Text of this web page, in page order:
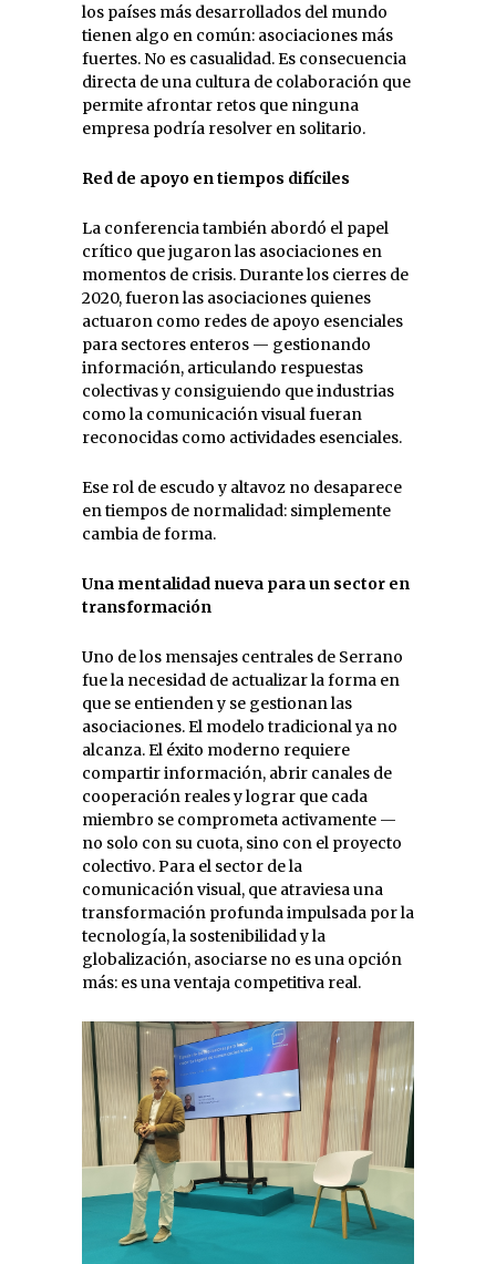
los países más desarrollados del mundo
tienen algo en común: asociaciones más
fuertes. No es casualidad. Es consecuencia
directa de una cultura de colaboración que
permite afrontar retos que ninguna
empresa podría resolver en solitario.
Red de apoyo en tiempos difíciles
La conferencia también abordó el papel
crítico que jugaron las asociaciones en
momentos de crisis. Durante los cierres de
2020, fueron las asociaciones quienes
actuaron como redes de apoyo esenciales
para sectores enteros — gestionando
información, articulando respuestas
colectivas y consiguiendo que industrias
como la comunicación visual fueran
reconocidas como actividades esenciales.
Ese rol de escudo y altavoz no desaparece
en tiempos de normalidad: simplemente
cambia de forma.
Una mentalidad nueva para un sector en
transformación
Uno de los mensajes centrales de Serrano
fue la necesidad de actualizar la forma en
que se entienden y se gestionan las
asociaciones. El modelo tradicional ya no
alcanza. El éxito moderno requiere
compartir información, abrir canales de
cooperación reales y lograr que cada
miembro se comprometa activamente —
no solo con su cuota, sino con el proyecto
colectivo. Para el sector de la
comunicación visual, que atraviesa una
transformación profunda impulsada por la
tecnología, la sostenibilidad y la
globalización, asociarse no es una opción
más: es una ventaja competitiva real.